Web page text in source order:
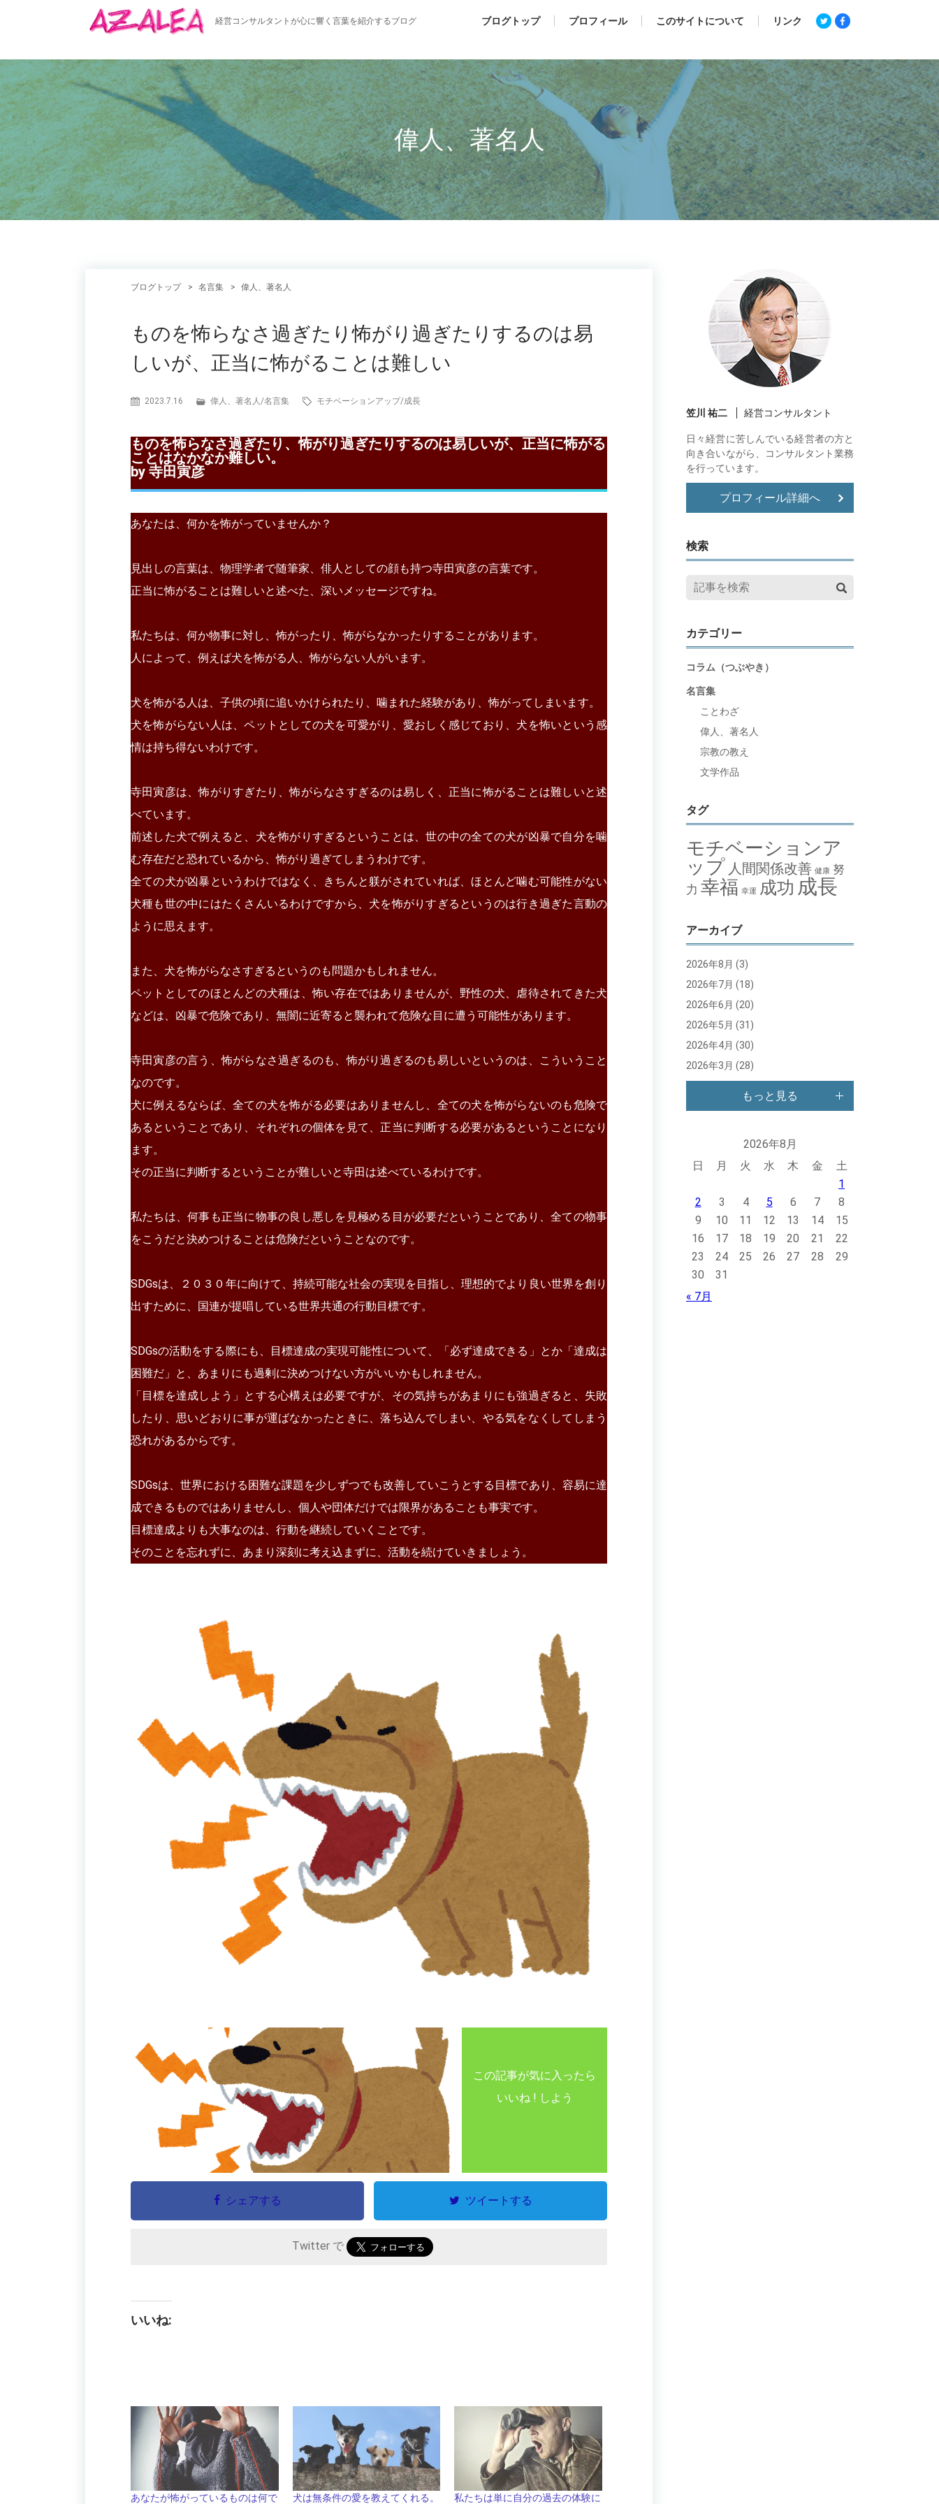
経営コンサルタントが心に響く言葉を紹介するブログ ブログトップ プロフィール このサイトについて リンク
偉人、著名人
ブログトップ 名言集 偉人、著名人
ものを怖らなさ過ぎたり怖がり過ぎたりするのは易
しいが、正当に怖がることは難しい
2023.7.16 偉人、著名人/名言集 モチベーションアップ/成長
ものを怖らなさ過ぎたり、怖がり過ぎたりするのは易しいが、正当に怖がる
ことはなかなか難しい。
by 寺田寅彦
あなたは、何かを怖がっていませんか？
見出しの言葉は、物理学者で随筆家、俳人としての顔も持つ寺田寅彦の言葉です。
正当に怖がることは難しいと述べた、深いメッセージですね。
私たちは、何か物事に対し、怖がったり、怖がらなかったりすることがあります。
人によって、例えば犬を怖がる人、怖がらない人がいます。
犬を怖がる人は、子供の頃に追いかけられたり、噛まれた経験があり、怖がってしまいます。
犬を怖がらない人は、ペットとしての犬を可愛がり、愛おしく感じており、犬を怖いという感
情は持ち得ないわけです。
寺田寅彦は、怖がりすぎたり、怖がらなさすぎるのは易しく、正当に怖がることは難しいと述
べています。
前述した犬で例えると、犬を怖がりすぎるということは、世の中の全ての犬が凶暴で自分を噛
む存在だと恐れているから、怖がり過ぎてしまうわけです。
全ての犬が凶暴というわけではなく、きちんと躾がされていれば、ほとんど噛む可能性がない
犬種も世の中にはたくさんいるわけですから、犬を怖がりすぎるというのは行き過ぎた言動の
ように思えます。
また、犬を怖がらなさすぎるというのも問題かもしれません。
ペットとしてのほとんどの犬種は、怖い存在ではありませんが、野性の犬、虐待されてきた犬
などは、凶暴で危険であり、無闇に近寄ると襲われて危険な目に遭う可能性があります。
寺田寅彦の言う、怖がらなさ過ぎるのも、怖がり過ぎるのも易しいというのは、こういうこと
なのです。
犬に例えるならば、全ての犬を怖がる必要はありませんし、全ての犬を怖がらないのも危険で
あるということであり、それぞれの個体を見て、正当に判断する必要があるということになり
ます。
その正当に判断するということが難しいと寺田は述べているわけです。
私たちは、何事も正当に物事の良し悪しを見極める目が必要だということであり、全ての物事
をこうだと決めつけることは危険だということなのです。
SDGsは、２０３０年に向けて、持続可能な社会の実現を目指し、理想的でより良い世界を創り
出すために、国連が提唱している世界共通の行動目標です。
SDGsの活動をする際にも、目標達成の実現可能性について、「必ず達成できる」とか「達成は
困難だ」と、あまりにも過剰に決めつけない方がいいかもしれません。
「目標を達成しよう」とする心構えは必要ですが、その気持ちがあまりにも強過ぎると、失敗
したり、思いどおりに事が運ばなかったときに、落ち込んでしまい、やる気をなくしてしまう
恐れがあるからです。
SDGsは、世界における困難な課題を少しずつでも改善していこうとする目標であり、容易に達
成できるものではありませんし、個人や団体だけでは限界があることも事実です。
目標達成よりも大事なのは、行動を継続していくことです。
そのことを忘れずに、あまり深刻に考え込まずに、活動を続けていきましょう。
この記事が気に入ったら
いいね ! しよう
シェアする ツイートする
Twitter で
いいね:
あなたが怖がっているものは何で 犬は無条件の愛を教えてくれる。 私たちは単に自分の過去の体験に
笠川 祐二 経営コンサルタント
日々経営に苦しんでいる経営者の方と
向き合いながら、コンサルタント業務
を行っています。
プロフィール詳細へ
検索
カテゴリー
コラム（つぶやき）
名言集
ことわざ
偉人、著名人
宗教の教え
文学作品
タグ
モチベーションア
ップ 人間関係改善 健康 努
力 幸福 幸運 成功 成長
アーカイブ
2026年8月 (3)
2026年7月 (18)
2026年6月 (20)
2026年5月 (31)
2026年4月 (30)
2026年3月 (28)
もっと見る
2026年8月
日
月 火 水 木 金
土
1
2
3 4 5 6 7
8
9
10 11 12 13 14
15
16
17 18 19 20 21
22
23
24 25 26 27 28
29
30
31
« 7月